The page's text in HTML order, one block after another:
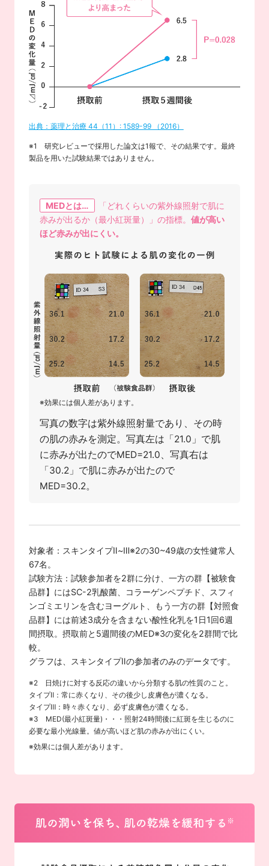
出典：薬理と治療 44（11）: 1589-99 （2016）
※1 研究レビューで採用した論文は1報で、その結果です。最終
製品を用いた試験結果ではありません。
MEDとは…
「どれくらいの紫外線照射で肌に
赤みが出るか（最小紅斑量）」の指標。 値が高い
ほど赤みが出にくい。
※効果には個人差があります。
写真の数字は紫外線照射量であり、その時
の肌の赤みを測定。写真左は「21.0」で肌
に赤みが出たのでMED=21.0、写真右は
「30.2」で肌に赤みが出たので
MED=30.2。
対象者：スキンタイプⅡ~Ⅲ※2の30~49歳の女性健常人
67名。
試験方法：試験参加者を2群に分け、一方の群【被験食
品群】にはSC-2乳酸菌、コラーゲンペプチド、スフィ
ンゴミエリンを含むヨーグルト、もう一方の群【対照食
品群】には前述3成分を含まない酸性化乳を1日1回6週
間摂取。摂取前と5週間後のMED※3の変化を2群間で比
較。
グラフは、スキンタイプⅡの参加者のみのデータです。
※2 日焼けに対する反応の違いから分類する肌の性質のこと。
タイプⅡ：常に赤くなり、その後少し皮膚色が濃くなる。
タイプⅢ：時々赤くなり、必ず皮膚色が濃くなる。
※3 MED(最小紅斑量)・・・照射24時間後に紅斑を生じるのに
必要な最小光線量。値が高いほど肌の赤みが出にくい。
※効果には個人差があります。